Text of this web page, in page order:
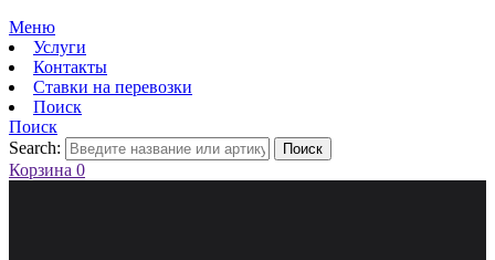
Меню
Услуги
Контакты
Ставки на перевозки
Поиск
Поиск
Search:
Поиск
Корзина 0